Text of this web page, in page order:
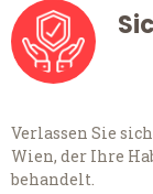
Verlassen Sie
Wien, der Ihre
behandelt.